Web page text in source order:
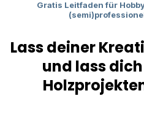
Gratis Leitfaden für
Lass deiner
und lass